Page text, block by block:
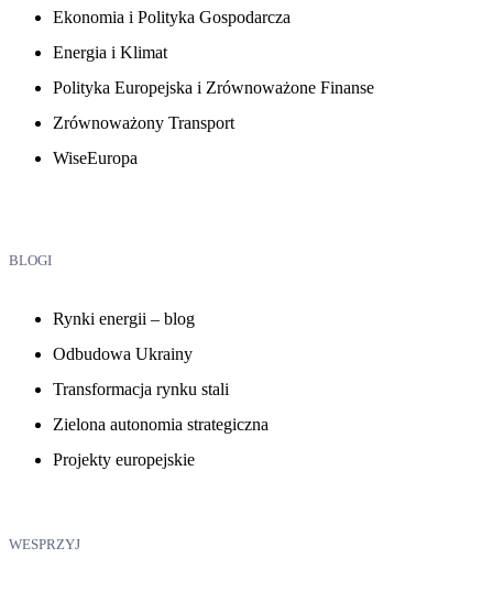
Ekonomia i Polityka Gospodarcza
Energia i Klimat
Polityka Europejska i Zrównoważone Finanse
Zrównoważony Transport
WiseEuropa
BLOGI
Rynki energii – blog
Odbudowa Ukrainy
Transformacja rynku stali
Zielona autonomia strategiczna
Projekty europejskie
WESPRZYJ